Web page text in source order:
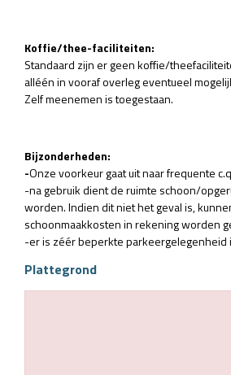
Koffie/thee-faciliteiten:
Standaard zijn er geen koffie/
alléén in vooraf overleg eventueel
Zelf meenemen is toegestaan.
Bijzonderheden:
-Onze voorkeur gaat uit naar frequente
-na gebruik dient de ruimte schoon/
worden. Indien dit niet het geval is,
schoonmaakkosten in rekening worden
-er is zéér beperkte parkeergelegenheid
Plattegrond